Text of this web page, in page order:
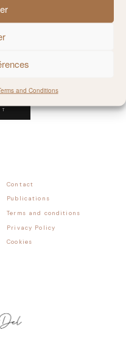
and Conditions
Contact
Publications
Terms and conditions
Privacy Policy
Cookies